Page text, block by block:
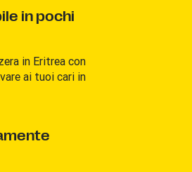
in pochi
in Eritrea con
ai tuoi cari in